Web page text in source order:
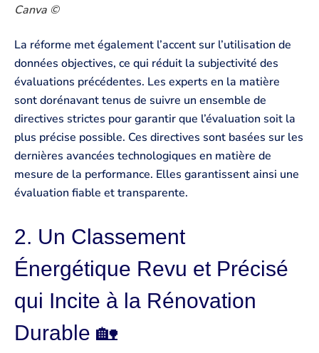
Canva ©
La réforme met également l’accent sur l’utilisation de
données objectives, ce qui réduit la subjectivité des
évaluations précédentes. Les experts en la matière
sont dorénavant tenus de suivre un ensemble de
directives strictes pour garantir que l’évaluation soit la
plus précise possible. Ces directives sont basées sur les
dernières avancées technologiques en matière de
mesure de la performance. Elles garantissent ainsi une
évaluation fiable et transparente.
2. Un Classement
Énergétique Revu et Précisé
qui Incite à la Rénovation
Durable 🏡